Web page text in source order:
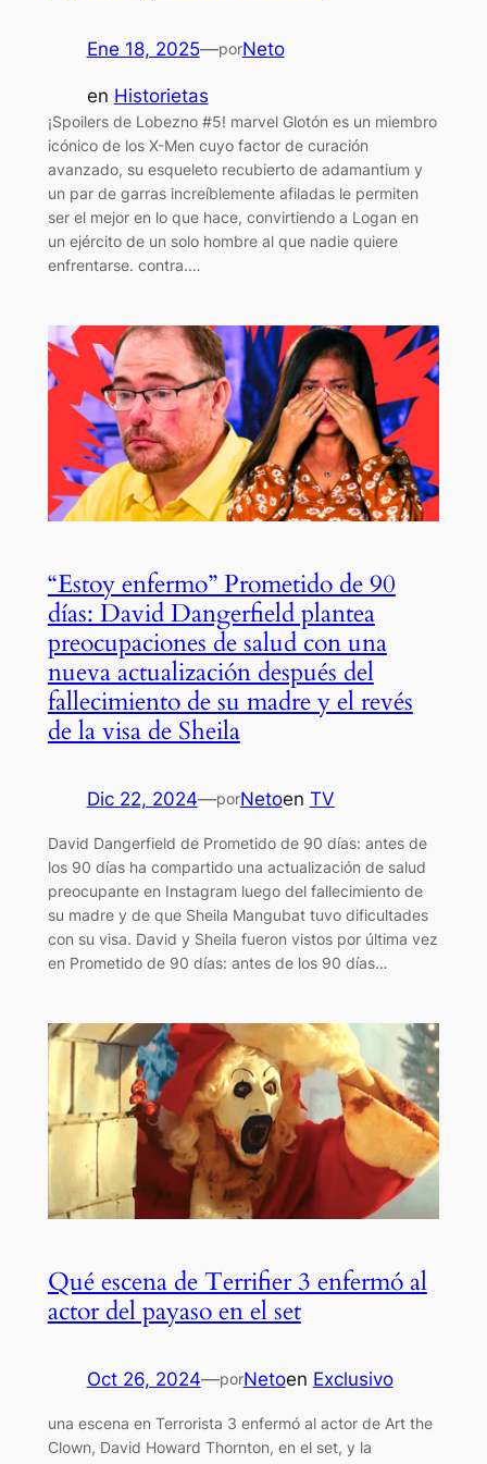
Ene 18, 2025—porNeto
en Historietas
¡Spoilers de Lobezno #5! marvel Glotón es un miembro
icónico de los X-Men cuyo factor de curación
avanzado, su esqueleto recubierto de adamantium y
un par de garras increíblemente afiladas le permiten
ser el mejor en lo que hace, convirtiendo a Logan en
un ejército de un solo hombre al que nadie quiere
enfrentarse. contra.…
“Estoy enfermo” Prometido de 90
días: David Dangerfield plantea
preocupaciones de salud con una
nueva actualización después del
fallecimiento de su madre y el revés
de la visa de Sheila
Dic 22, 2024—porNetoen TV
David Dangerfield de Prometido de 90 días: antes de
los 90 días ha compartido una actualización de salud
preocupante en Instagram luego del fallecimiento de
su madre y de que Sheila Mangubat tuvo dificultades
con su visa. David y Sheila fueron vistos por última vez
en Prometido de 90 días: antes de los 90 días…
Qué escena de Terrifier 3 enfermó al
actor del payaso en el set
Oct 26, 2024—porNetoen Exclusivo
una escena en Terrorista 3 enfermó al actor de Art the
Clown, David Howard Thornton, en el set, y la